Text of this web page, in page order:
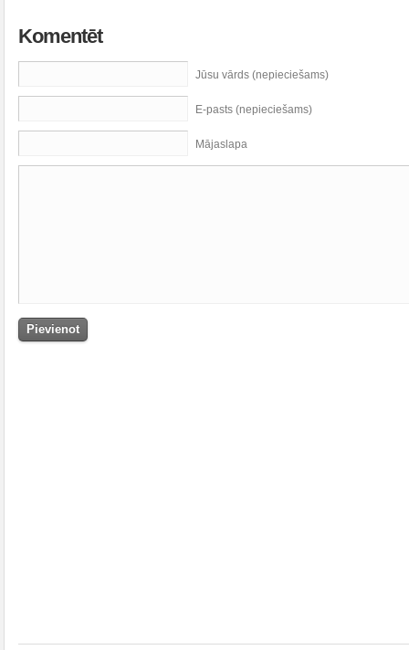
Komentēt
Jūsu vārds (nepieciešams)
E-pasts (nepieciešams)
Mājaslapa